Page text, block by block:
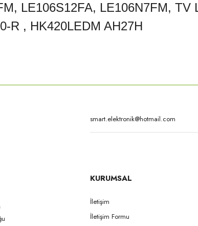
LE106S12FA, LE106N7FM, TV
R , HK420LEDM AH27H
KURUMSAL
İletişim
İletişim Formu